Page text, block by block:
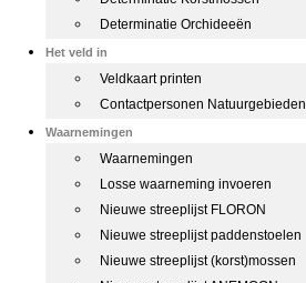
Determinatie Orchideeën
Het veld in
Veldkaart printen
Contactpersonen Natuurgebieden
Waarnemingen
Waarnemingen
Losse waarneming invoeren
Nieuwe streeplijst FLORON
Nieuwe streeplijst paddenstoelen
Nieuwe streeplijst (korst)mossen